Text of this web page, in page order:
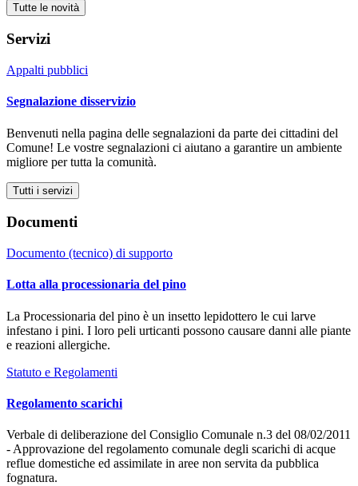
Tutte le novità
Servizi
Appalti pubblici
Segnalazione disservizio
Benvenuti nella pagina delle segnalazioni da parte dei cittadini del
Comune! Le vostre segnalazioni ci aiutano a garantire un ambiente
migliore per tutta la comunità.
Tutti i servizi
Documenti
Documento (tecnico) di supporto
Lotta alla processionaria del pino
La Processionaria del pino è un insetto lepidottero le cui larve
infestano i pini. I loro peli urticanti possono causare danni alle piante
e reazioni allergiche.
Statuto e Regolamenti
Regolamento scarichi
Verbale di deliberazione del Consiglio Comunale n.3 del 08/02/2011
- Approvazione del regolamento comunale degli scarichi di acque
reflue domestiche ed assimilate in aree non servita da pubblica
fognatura.